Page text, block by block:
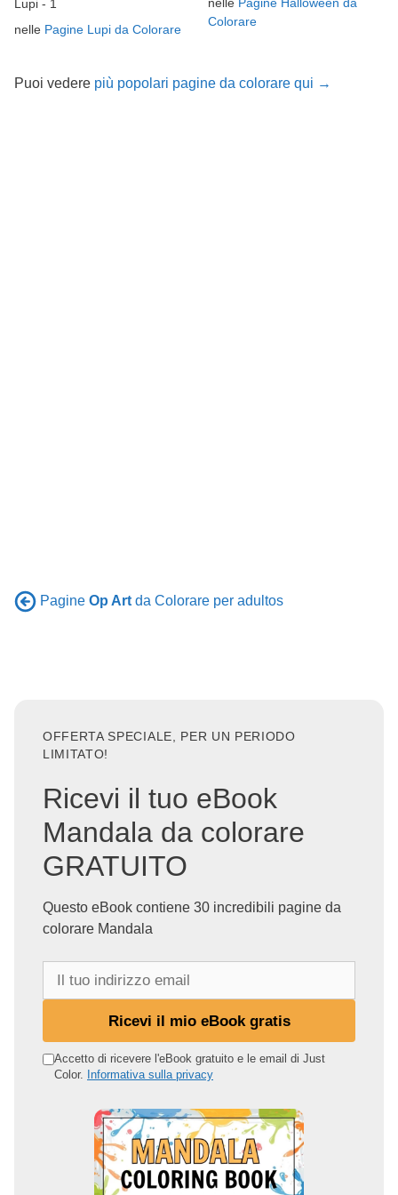
Lupi - 1
nelle Pagine Lupi da Colorare
nelle Pagine Halloween da
Colorare
Puoi vedere più popolari pagine da colorare qui →
Pagine Op Art da Colorare per adultos
OFFERTA SPECIALE, PER UN PERIODO
LIMITATO!
Ricevi il tuo eBook
Mandala da colorare
GRATUITO
Questo eBook contiene 30 incredibili pagine da
colorare Mandala
o
Ricevi il mio eBook gratis
Accetto di ricevere l'eBook gratuito e le email di Just
Color.
Informativa sulla privacy